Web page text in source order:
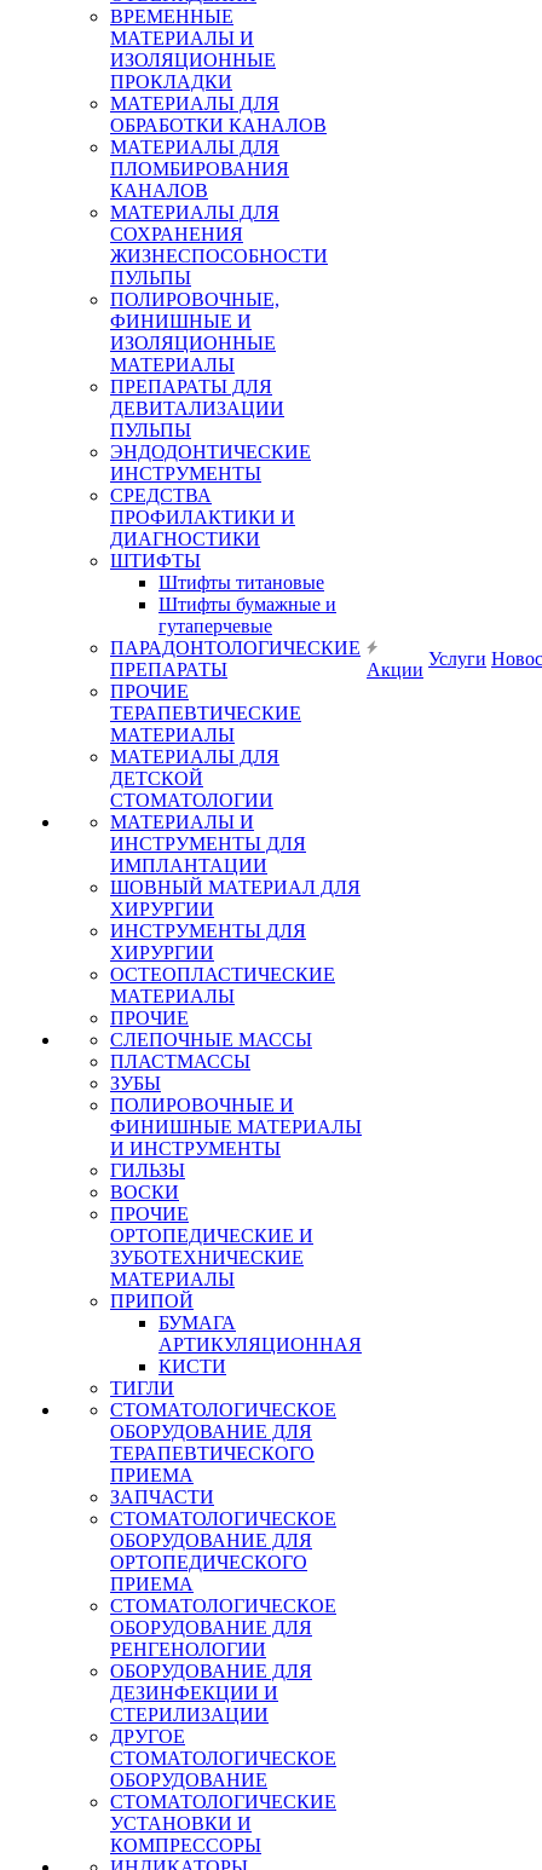
ВРЕМЕННЫЕ
МАТЕРИАЛЫ И
ИЗОЛЯЦИОННЫЕ
ПРОКЛАДКИ
МАТЕРИАЛЫ ДЛЯ
ОБРАБОТКИ КАНАЛОВ
МАТЕРИАЛЫ ДЛЯ
ПЛОМБИРОВАНИЯ
КАНАЛОВ
МАТЕРИАЛЫ ДЛЯ
СОХРАНЕНИЯ
ЖИЗНЕСПОСОБНОСТИ
ПУЛЬПЫ
ПОЛИРОВОЧНЫЕ,
ФИНИШНЫЕ И
ИЗОЛЯЦИОННЫЕ
МАТЕРИАЛЫ
ПРЕПАРАТЫ ДЛЯ
ДЕВИТАЛИЗАЦИИ
ПУЛЬПЫ
ЭНДОДОНТИЧЕСКИЕ
ИНСТРУМЕНТЫ
СРЕДСТВА
ПРОФИЛАКТИКИ И
ДИАГНОСТИКИ
ШТИФТЫ
Штифты титановые
Штифты бумажные и
гутаперчевые
ПАРАДОНТОЛОГИЧЕСКИЕ
ПРЕПАРАТЫ
ПРОЧИЕ
ТЕРАПЕВТИЧЕСКИЕ
МАТЕРИАЛЫ
МАТЕРИАЛЫ ДЛЯ
ДЕТСКОЙ
СТОМАТОЛОГИИ
МАТЕРИАЛЫ И
ИНСТРУМЕНТЫ ДЛЯ
ИМПЛАНТАЦИИ
ШОВНЫЙ МАТЕРИАЛ ДЛЯ
ХИРУРГИИ
ИНСТРУМЕНТЫ ДЛЯ
ХИРУРГИИ
ОСТЕОПЛАСТИЧЕСКИЕ
МАТЕРИАЛЫ
ПРОЧИЕ
СЛЕПОЧНЫЕ МАССЫ
ПЛАСТМАССЫ
ЗУБЫ
ПОЛИРОВОЧНЫЕ И
ФИНИШНЫЕ МАТЕРИАЛЫ
И ИНСТРУМЕНТЫ
ГИЛЬЗЫ
ВОСКИ
ПРОЧИЕ
ОРТОПЕДИЧЕСКИЕ И
ЗУБОТЕХНИЧЕСКИЕ
МАТЕРИАЛЫ
ПРИПОЙ
БУМАГА
АРТИКУЛЯЦИОННАЯ
КИСТИ
ТИГЛИ
СТОМАТОЛОГИЧЕСКОЕ
ОБОРУДОВАНИЕ ДЛЯ
ТЕРАПЕВТИЧЕСКОГО
ПРИЕМА
ЗАПЧАСТИ
СТОМАТОЛОГИЧЕСКОЕ
ОБОРУДОВАНИЕ ДЛЯ
ОРТОПЕДИЧЕСКОГО
ПРИЕМА
СТОМАТОЛОГИЧЕСКОЕ
ОБОРУДОВАНИЕ ДЛЯ
РЕНГЕНОЛОГИИ
ОБОРУДОВАНИЕ ДЛЯ
ДЕЗИНФЕКЦИИ И
СТЕРИЛИЗАЦИИ
ДРУГОЕ
СТОМАТОЛОГИЧЕСКОЕ
ОБОРУДОВАНИЕ
СТОМАТОЛОГИЧЕСКИЕ
УСТАНОВКИ И
КОМПРЕССОРЫ
Акции
Услуги